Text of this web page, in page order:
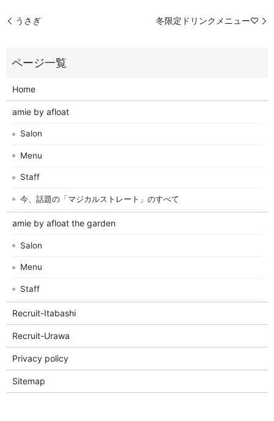
うさぎ 冬限定ドリンクメニュー♡
Home
amie by afloat
Salon
Menu
Staff
今、話題の「マジカルストレート」のすべて
amie by afloat the garden
Salon
Menu
Staff
Recruit-Itabashi
Recruit-Urawa
Privacy policy
Sitemap